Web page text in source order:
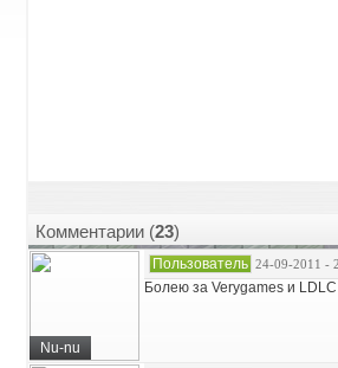
Комментарии (23)
Nu-nu
Пользователь 24-09-2011 -
Болею за Verygames и